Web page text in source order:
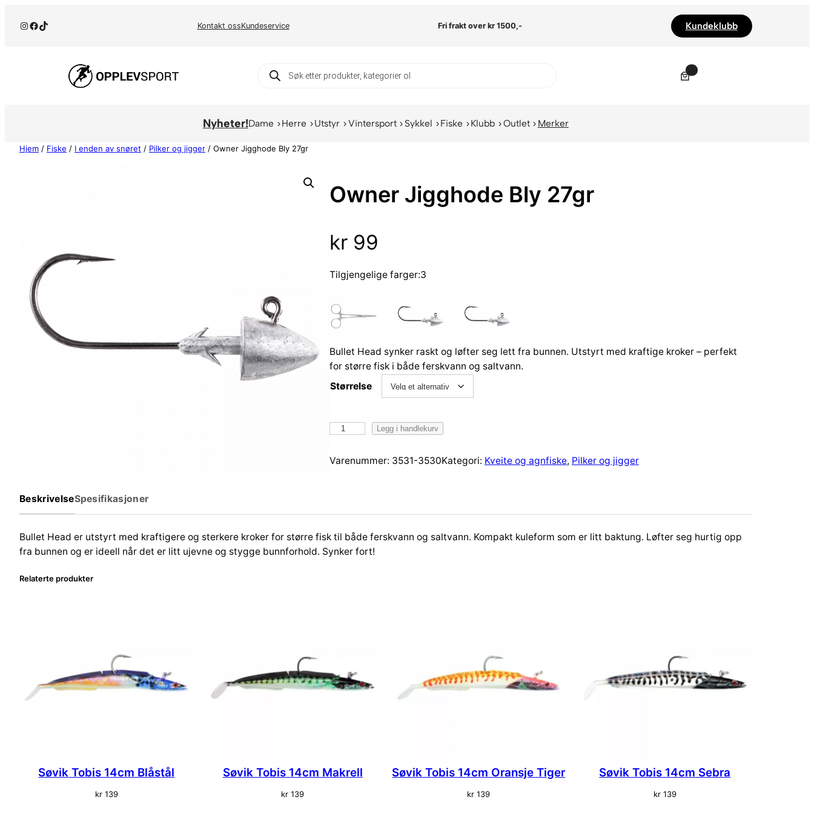
Instagram
Facebook
TikTok Kontakt ossKundeservice Fri frakt over kr 1500,- Kundeklubb
Products
search
Nyheter!Dame Herre Utstyr Vintersport Sykkel Fiske Klubb Outlet Merker
Hjem / Fiske / I enden av snøret / Pilker og jigger / Owner Jigghode Bly 27gr
Owner Jigghode Bly 27gr
kr 99
Tilgjengelige farger:3
Bullet Head synker raskt og løfter seg lett fra bunnen. Utstyrt med kraftige kroker – perfekt
for større fisk i både ferskvann og saltvann.
Størrelse
n
i
h
7
g
l
Legg i handlekurv
Varenummer: 3531-3530Kategori: Kveite og agnfiske, Pilker og jigger
BeskrivelseSpesifikasjoner
Bullet Head er utstyrt med kraftigere og sterkere kroker for større fisk til både ferskvann og saltvann. Kompakt kuleform som er litt baktung. Løfter seg hurtig opp
fra bunnen og er ideell når det er litt ujevne og stygge bunnforhold. Synker fort!
Relaterte produkter
Søvik Tobis 14cm Blåstål
kr139
Søvik Tobis 14cm Makrell
kr 139
Søvik Tobis 14cm Oransje Tiger
kr 139
Søvik Tobis 14cm Sebra
kr139